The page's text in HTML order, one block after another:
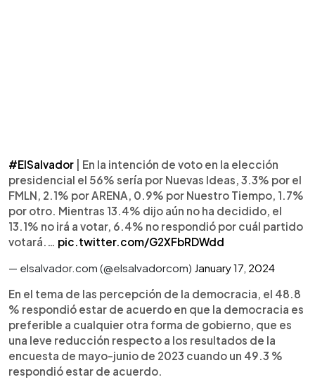
#ElSalvador | En la intención de voto en la elección
presidencial el 56% sería por Nuevas Ideas, 3.3% por el
FMLN, 2.1% por ARENA, 0.9% por Nuestro Tiempo, 1.7%
por otro. Mientras 13.4% dijo aún no ha decidido, el
13.1% no irá a votar, 6.4% no respondió por cuál partido
votará.… pic.twitter.com/G2XFbRDWdd
— elsalvador.com (@elsalvadorcom) January 17, 2024
En el tema de las percepción de la democracia, el 48.8
% respondió estar de acuerdo en que la democracia es
preferible a cualquier otra forma de gobierno, que es
una leve reducción respecto a los resultados de la
encuesta de mayo-junio de 2023 cuando un 49.3 %
respondió estar de acuerdo.